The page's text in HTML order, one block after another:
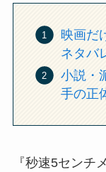
映画だ
ネタバ
小説・
手の正
『秒速5センチ